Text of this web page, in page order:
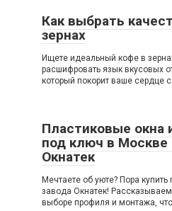
Как выбрать
зернах
Ищете идеальный кофе в
расшифровать язык вкусовых
который покорит ваше сердце
Пластиковые окна
под ключ в Москве
Окнатек
Мечтаете об уюте? Пора
завода Окнатек!
выборе профиля и монтажа,